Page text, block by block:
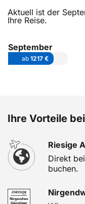
Aktuell ist der
Ihre Reise.
September
ab 1217 €
Ihre Vorteile
Riesige
Direkt
buchen.